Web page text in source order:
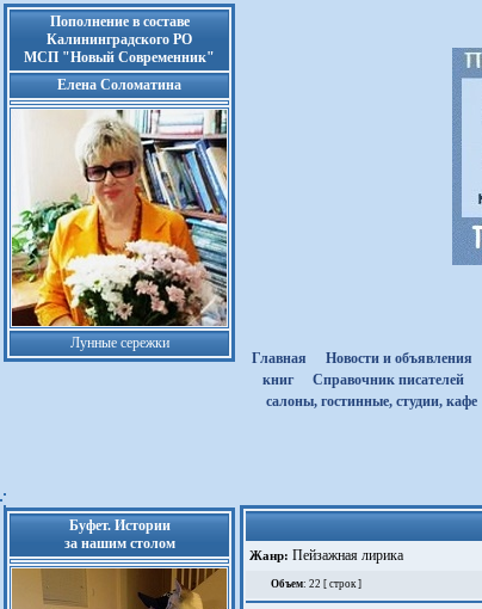
Пополнение в составе
Калининградского РО
МСП "Новый Современник"
Елена Соломатина
Лунные сережки
Главная
Новости и объявления
книг
Cправочник писателей
салоны, гостинные, студии, кафе
Буфет. Истории
за нашим столом
Жанр: Пейзажная лирика
Объем: 22 [ строк ]